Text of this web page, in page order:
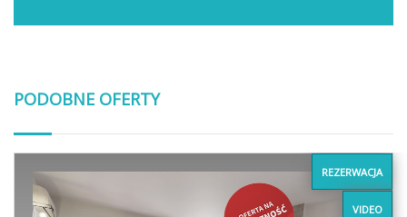
PODOBNE OFERTY
REZERWACJA
VIDEO